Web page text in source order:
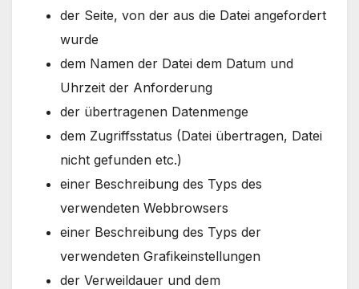
der Seite, von der aus die Datei angefordert
wurde
dem Namen der Datei dem Datum und
Uhrzeit der Anforderung
der übertragenen Datenmenge
dem Zugriffsstatus (Datei übertragen, Datei
nicht gefunden etc.)
einer Beschreibung des Typs des
verwendeten Webbrowsers
einer Beschreibung des Typs der
verwendeten Grafikeinstellungen
der Verweildauer und dem